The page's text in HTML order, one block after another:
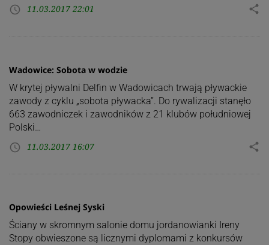
access_time 11.03.2017 22:01 share
Wadowice: Sobota w wodzie
W krytej pływalni Delfin w Wadowicach trwają pływackie
zawody z cyklu „sobota pływacka”. Do rywalizacji stanęło
663 zawodniczek i zawodników z 21 klubów południowej
Polski…
access_time 11.03.2017 16:07 share
Opowieści Leśnej Syski
Ściany w skromnym salonie domu jordanowianki Ireny
Stopy obwieszone są licznymi dyplomami z konkursów